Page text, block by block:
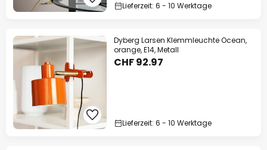
Lieferzeit: 6 - 10 Werktage
Dyberg Larsen Klemmleuchte Ocean,
orange, E14, Metall
CHF 92.97
Lieferzeit: 6 - 10 Werktage